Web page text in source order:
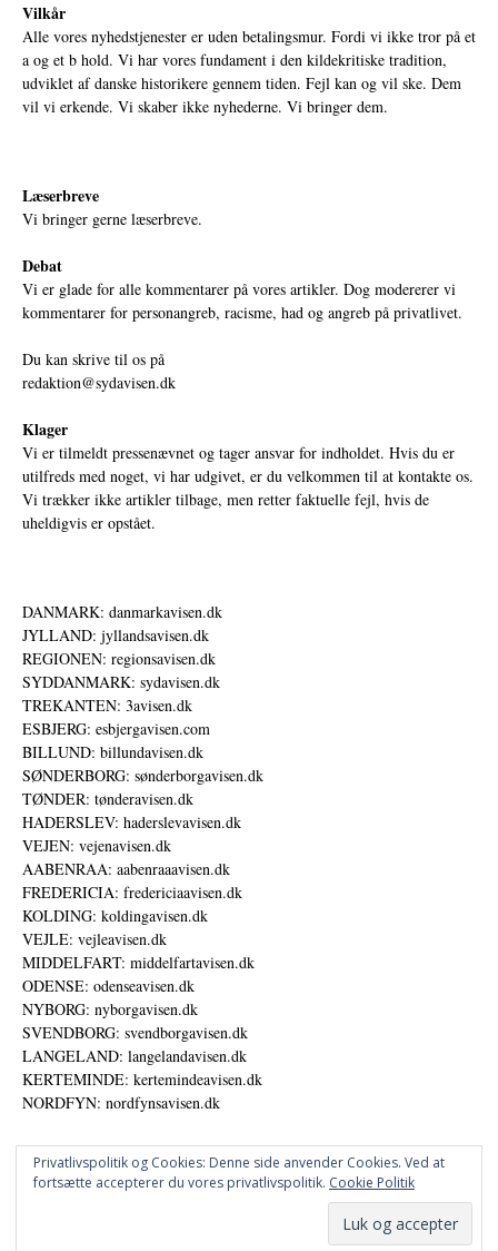
Vilkår
Alle vores nyhedstjenester er uden betalingsmur. Fordi vi ikke tror på et
a og et b hold. Vi har vores fundament i den kildekritiske tradition,
udviklet af danske historikere gennem tiden. Fejl kan og vil ske. Dem
vil vi erkende. Vi skaber ikke nyhederne. Vi bringer dem.
Læserbreve
Vi bringer gerne læserbreve.
Debat
Vi er glade for alle kommentarer på vores artikler. Dog modererer vi
kommentarer for personangreb, racisme, had og angreb på privatlivet.
Du kan skrive til os på
redaktion@sydavisen.dk
Klager
Vi er tilmeldt pressenævnet og tager ansvar for indholdet. Hvis du er
utilfreds med noget, vi har udgivet, er du velkommen til at kontakte os.
Vi trækker ikke artikler tilbage, men retter faktuelle fejl, hvis de
uheldigvis er opstået.
DANMARK: danmarkavisen.dk
JYLLAND: jyllandsavisen.dk
REGIONEN: regionsavisen.dk
SYDDANMARK: sydavisen.dk
TREKANTEN: 3avisen.dk
ESBJERG: esbjergavisen.com
BILLUND: billundavisen.dk
SØNDERBORG: sønderborgavisen.dk
TØNDER: tønderavisen.dk
HADERSLEV: haderslevavisen.dk
VEJEN: vejenavisen.dk
AABENRAA: aabenraaavisen.dk
FREDERICIA: fredericiaavisen.dk
KOLDING: koldingavisen.dk
VEJLE: vejleavisen.dk
MIDDELFART: middelfartavisen.dk
ODENSE: odenseavisen.dk
NYBORG: nyborgavisen.dk
SVENDBORG: svendborgavisen.dk
LANGELAND: langelandavisen.dk
KERTEMINDE: kertemindeavisen.dk
NORDFYN: nordfynsavisen.dk
© DANSKE DIGITALE MEDIER A/S - NYHEDER, ANALYSER OG PERSPEKTIVER
Privatlivspolitik og Cookies: Denne side anvender Cookies. Ved at
fortsætte accepterer du vores privatlivspolitik. Cookie Politik